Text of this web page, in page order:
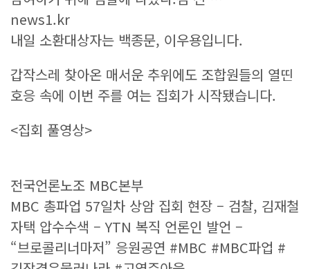
news1.kr
내일 소환대상자는 백종문, 이우용입니다.
갑작스레 찾아온 매서운 추위에도 조합원들의 열띤
호응 속에 이번 주를 여는 집회가 시작됐습니다.
<집회 풀영상>
전국언론노조 MBC본부
MBC 총파업 57일차 상암 집회 현장 – 검찰, 김재철
자택 압수수색 – YTN 복직 언론인 발언 –
“브로콜리너마저” 응원공연 #MBC #MBC파업 #